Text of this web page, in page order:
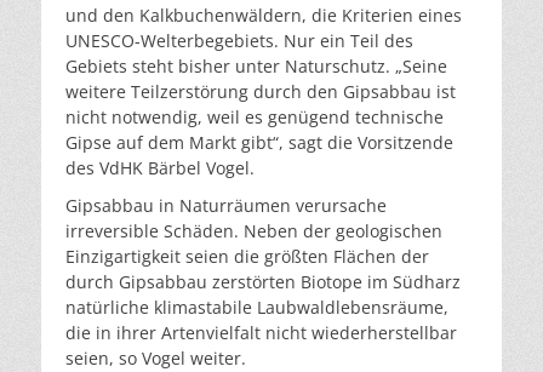
und den Kalkbuchenwäldern, die Kriterien eines
UNESCO-Welterbegebiets. Nur ein Teil des
Gebiets steht bisher unter Naturschutz. „Seine
weitere Teilzerstörung durch den Gipsabbau ist
nicht notwendig, weil es genügend technische
Gipse auf dem Markt gibt“, sagt die Vorsitzende
des VdHK Bärbel Vogel.
Gipsabbau in Naturräumen verursache
irreversible Schäden. Neben der geologischen
Einzigartigkeit seien die größten Flächen der
durch Gipsabbau zerstörten Biotope im Südharz
natürliche klimastabile Laubwaldlebensräume,
die in ihrer Artenvielfalt nicht wiederherstellbar
seien, so Vogel weiter.